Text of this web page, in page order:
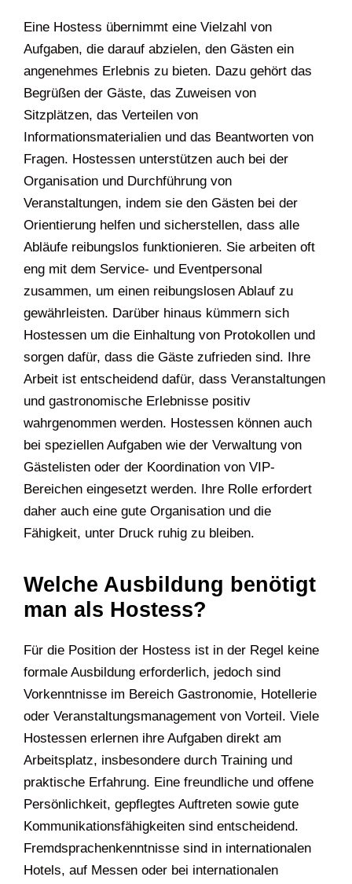
Eine Hostess übernimmt eine Vielzahl von
Aufgaben, die darauf abzielen, den Gästen ein
angenehmes Erlebnis zu bieten. Dazu gehört das
Begrüßen der Gäste, das Zuweisen von
Sitzplätzen, das Verteilen von
Informationsmaterialien und das Beantworten von
Fragen. Hostessen unterstützen auch bei der
Organisation und Durchführung von
Veranstaltungen, indem sie den Gästen bei der
Orientierung helfen und sicherstellen, dass alle
Abläufe reibungslos funktionieren. Sie arbeiten oft
eng mit dem Service- und Eventpersonal
zusammen, um einen reibungslosen Ablauf zu
gewährleisten. Darüber hinaus kümmern sich
Hostessen um die Einhaltung von Protokollen und
sorgen dafür, dass die Gäste zufrieden sind. Ihre
Arbeit ist entscheidend dafür, dass Veranstaltungen
und gastronomische Erlebnisse positiv
wahrgenommen werden. Hostessen können auch
bei speziellen Aufgaben wie der Verwaltung von
Gästelisten oder der Koordination von VIP-
Bereichen eingesetzt werden. Ihre Rolle erfordert
daher auch eine gute Organisation und die
Fähigkeit, unter Druck ruhig zu bleiben.
Welche Ausbildung benötigt
man als Hostess?
Für die Position der Hostess ist in der Regel keine
formale Ausbildung erforderlich, jedoch sind
Vorkenntnisse im Bereich Gastronomie, Hotellerie
oder Veranstaltungsmanagement von Vorteil. Viele
Hostessen erlernen ihre Aufgaben direkt am
Arbeitsplatz, insbesondere durch Training und
praktische Erfahrung. Eine freundliche und offene
Persönlichkeit, gepflegtes Auftreten sowie gute
Kommunikationsfähigkeiten sind entscheidend.
Fremdsprachenkenntnisse sind in internationalen
Hotels, auf Messen oder bei internationalen